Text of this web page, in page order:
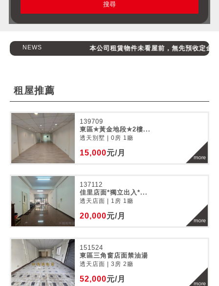
搜尋
NEWS 本公司租賃物件未看屋前，無先預收定金，請
租屋推薦
139709
東區✯黃金地段✯2樓...
透天別墅 | 0房 1廳
15,000元/月
137112
佳里店面*獨立出入*...
透天店面 | 1房 1廳
20,000元/月
151524
東區三角窗店面禁油湯
透天店面 | 3房 2廳
52,000元/月